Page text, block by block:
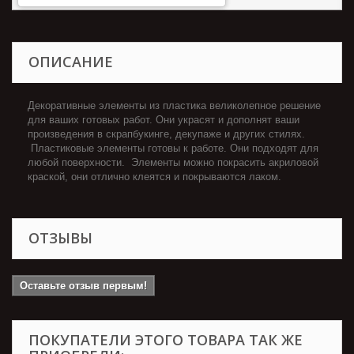
ОПИСАНИЕ
Декоративные элементы из пластика великолепное решение
для ваших готовых работ. Они украсят и дополнят ваши
произведения в скрапбукинге, декупаже и других стилях.
Пластиковые элементы готовы к работе. Они подходят для
любой поверхности. Элементы можно покрасить акриловой
краской, они отлично клеятся и покрываются лаком.
ОТЗЫВЫ
Оставьте отзыв первым!
ПОКУПАТЕЛИ ЭТОГО ТОВАРА ТАК ЖЕ